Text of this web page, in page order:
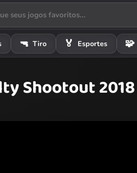
🔫 Tiro 🏅 Esportes 🧩
Shootout 2018